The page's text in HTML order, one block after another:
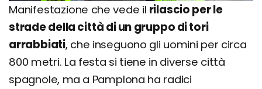
Manifestazione che vede il rilascio per le
strade della città di un gruppo di tori
arrabbiati, che inseguono gli uomini per circa
800 metri. La festa si tiene in diverse città
spagnole, ma a Pamplona ha radici